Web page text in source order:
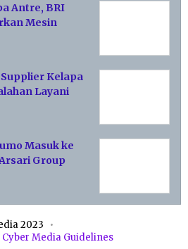
Antre, BRI
Mesin
Kelapa
Layani
Masuk ke
Group
2023
Cyber Media Guidelines